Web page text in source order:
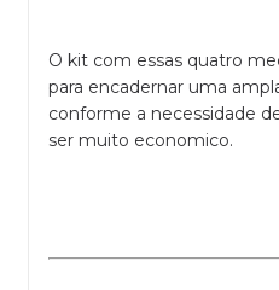
O kit com essas quatro
para encadernar uma
conforme a necessidade
ser muito economico.